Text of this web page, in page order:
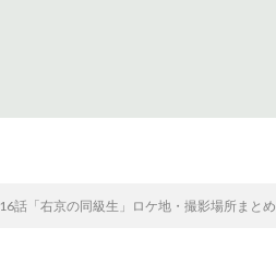
話「右京の同級生」ロケ地・撮影場所まとめ